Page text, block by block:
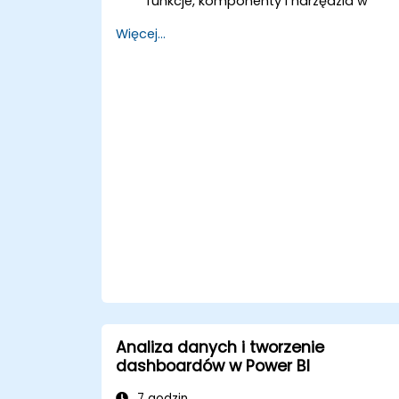
Uzyskać cenne wskazówki dotyczące
Poznać i zbadać wbudowaną
Więcej...
Analiza danych i tworzenie
dashboardów w Power BI